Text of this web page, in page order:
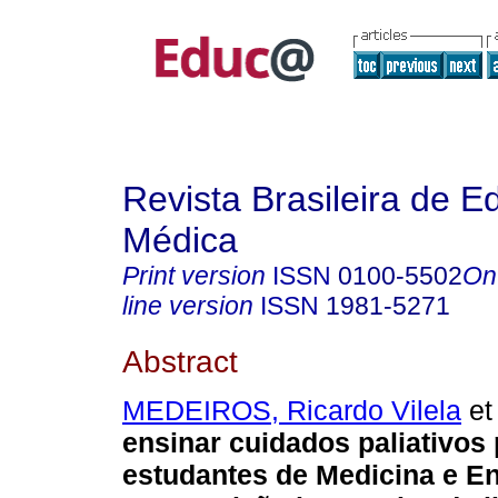
Revista Brasileira de
Médica
Print version ISSN 0100-5502
line version ISSN 1981-5271
Abstract
MEDEIROS, Ricardo Vilela
ensinar cuidados paliativos
estudantes de Medicina e